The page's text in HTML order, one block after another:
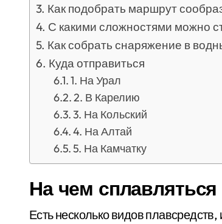
Как подобрать маршрут
С какими сложностями можно
Как собрать снаряжение в
Куда отправиться
1. На Урал
2. В Карелию
3. На Кольский
4. На Алтай
5. На Камчатку
На чем сплавляться
Есть несколько видов